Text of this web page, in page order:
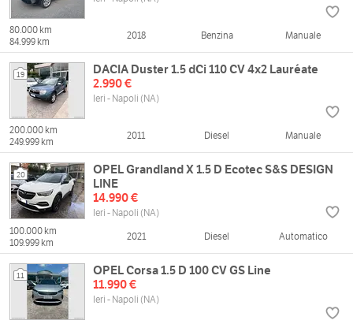
80.000 km
84.999 km
2018 Benzina Manuale
19
DACIA Duster 1.5 dCi 110 CV 4x2 Lauréate
2.990 €
Ieri - Napoli (NA)
200.000 km
249.999 km
2011 Diesel Manuale
20
OPEL Grandland X 1.5 D Ecotec S&S DESIGN
LINE
14.990 €
Ieri - Napoli (NA)
100.000 km
109.999 km
2021 Diesel Automatico
11
OPEL Corsa 1.5 D 100 CV GS Line
11.990 €
Ieri - Napoli (NA)